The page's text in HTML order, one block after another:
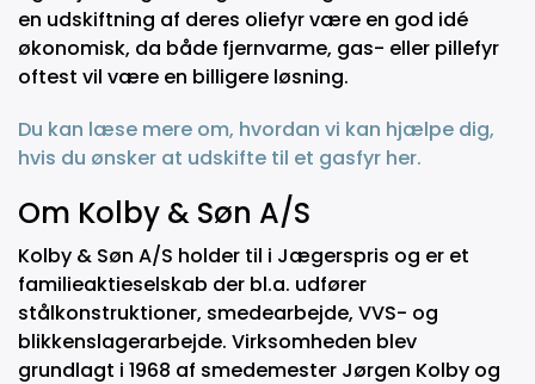
en udskiftning af deres oliefyr være en god idé
økonomisk, da både fjernvarme, gas- eller pillefyr
oftest vil være en billigere løsning.
Du kan læse mere om, hvordan vi kan hjælpe dig,
hvis du ønsker at udskifte til et gasfyr her.
Om Kolby & Søn A/S
Kolby & Søn A/S holder til i Jægerspris og er et
familieaktieselskab der bl.a. udfører
stålkonstruktioner, smedearbejde, VVS- og
blikkenslagerarbejde. Virksomheden blev
grundlagt i 1968 af smedemester Jørgen Kolby og